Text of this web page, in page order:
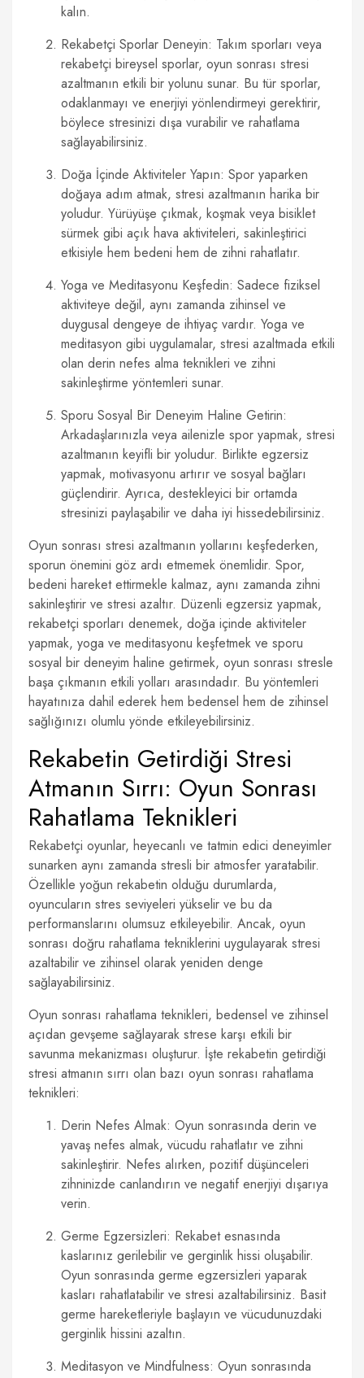
kalın.
Rekabetçi Sporlar Deneyin: Takım sporları veya
rekabetçi bireysel sporlar, oyun sonrası stresi
azaltmanın etkili bir yolunu sunar. Bu tür sporlar,
odaklanmayı ve enerjiyi yönlendirmeyi gerektirir,
böylece stresinizi dışa vurabilir ve rahatlama
sağlayabilirsiniz.
Doğa İçinde Aktiviteler Yapın: Spor yaparken
doğaya adım atmak, stresi azaltmanın harika bir
yoludur. Yürüyüşe çıkmak, koşmak veya bisiklet
sürmek gibi açık hava aktiviteleri, sakinleştirici
etkisiyle hem bedeni hem de zihni rahatlatır.
Yoga ve Meditasyonu Keşfedin: Sadece fiziksel
aktiviteye değil, aynı zamanda zihinsel ve
duygusal dengeye de ihtiyaç vardır. Yoga ve
meditasyon gibi uygulamalar, stresi azaltmada etkili
olan derin nefes alma teknikleri ve zihni
sakinleştirme yöntemleri sunar.
Sporu Sosyal Bir Deneyim Haline Getirin:
Arkadaşlarınızla veya ailenizle spor yapmak, stresi
azaltmanın keyifli bir yoludur. Birlikte egzersiz
yapmak, motivasyonu artırır ve sosyal bağları
güçlendirir. Ayrıca, destekleyici bir ortamda
stresinizi paylaşabilir ve daha iyi hissedebilirsiniz.
Oyun sonrası stresi azaltmanın yollarını keşfederken,
sporun önemini göz ardı etmemek önemlidir. Spor,
bedeni hareket ettirmekle kalmaz, aynı zamanda zihni
sakinleştirir ve stresi azaltır. Düzenli egzersiz yapmak,
rekabetçi sporları denemek, doğa içinde aktiviteler
yapmak, yoga ve meditasyonu keşfetmek ve sporu
sosyal bir deneyim haline getirmek, oyun sonrası stresle
başa çıkmanın etkili yolları arasındadır. Bu yöntemleri
hayatınıza dahil ederek hem bedensel hem de zihinsel
sağlığınızı olumlu yönde etkileyebilirsiniz.
Rekabetin Getirdiği Stresi
Atmanın Sırrı: Oyun Sonrası
Rahatlama Teknikleri
Rekabetçi oyunlar, heyecanlı ve tatmin edici deneyimler
sunarken aynı zamanda stresli bir atmosfer yaratabilir.
Özellikle yoğun rekabetin olduğu durumlarda,
oyuncuların stres seviyeleri yükselir ve bu da
performanslarını olumsuz etkileyebilir. Ancak, oyun
sonrası doğru rahatlama tekniklerini uygulayarak stresi
azaltabilir ve zihinsel olarak yeniden denge
sağlayabilirsiniz.
Oyun sonrası rahatlama teknikleri, bedensel ve zihinsel
açıdan gevşeme sağlayarak strese karşı etkili bir
savunma mekanizması oluşturur. İşte rekabetin getirdiği
stresi atmanın sırrı olan bazı oyun sonrası rahatlama
teknikleri:
Derin Nefes Almak: Oyun sonrasında derin ve
yavaş nefes almak, vücudu rahatlatır ve zihni
sakinleştirir. Nefes alırken, pozitif düşünceleri
zihninizde canlandırın ve negatif enerjiyi dışarıya
verin.
Germe Egzersizleri: Rekabet esnasında
kaslarınız gerilebilir ve gerginlik hissi oluşabilir.
Oyun sonrasında germe egzersizleri yaparak
kasları rahatlatabilir ve stresi azaltabilirsiniz. Basit
germe hareketleriyle başlayın ve vücudunuzdaki
gerginlik hissini azaltın.
Meditasyon ve Mindfulness: Oyun sonrasında